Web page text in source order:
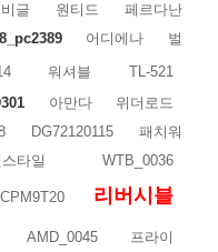
비글 원티드
페르다난
어디에나
벌
워셔블
TL-521
아만다
위더로드
DG72120115
패치워
타일 WTB_0036
CPM9T20 리버시블
AMD_0045 프라이